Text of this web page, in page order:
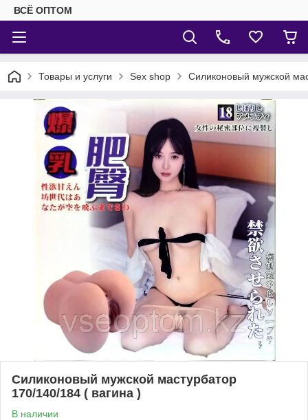
ВСЁ ОПТОМ
Товары и услуги Sex shop Силиконовый мужской
Силиконовый мужской мастурбатор
170/140/184 ( вагина )
В наличии